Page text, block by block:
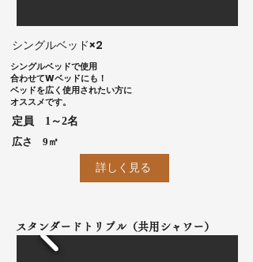
​シングルベッド×2
シングルベッドで使用
合わせてWベッドにも！
​ベッドを広く使用されたい方に
オススメです。
​定員 1～2名
​広さ 9㎡
詳しく見る
スタンダードトリプル（共用シャワー）